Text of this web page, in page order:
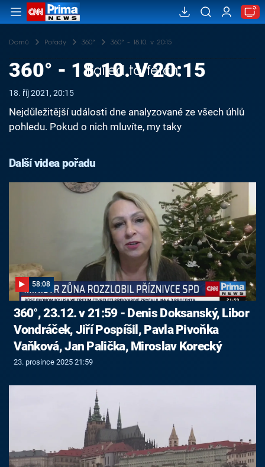
Domů Pořady 360° 360° - 18.10. v 20:15
Failed to fetch
360° - 18.10. V 20:15
18. říj 2021, 20:15
Nejdůležitější události dne analyzované ze všech úhlů
pohledu. Pokud o nich mluvíte, my taky
Další videa pořadu
58:08
360°, 23.12. v 21:59 - Denis Doksanský, Libor
Vondráček, Jiří Pospíšil, Pavla Pivoňka
Vaňková, Jan Palička, Miroslav Korecký
23. prosince 2025 21:59